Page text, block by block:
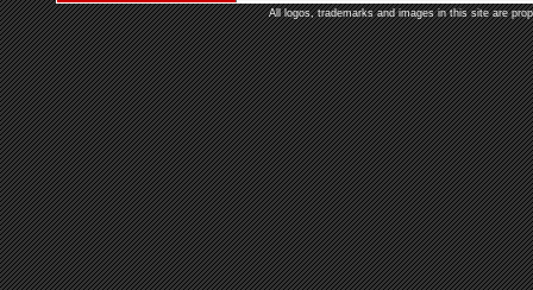
All logos, trademarks and images in this site are